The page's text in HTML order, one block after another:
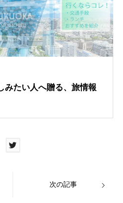
みたい人へ贈る、旅情報
次の記事